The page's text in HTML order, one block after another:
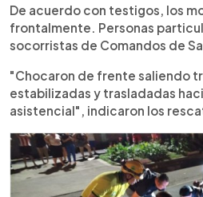
De acuerdo con testigos, los
frontalmente. Personas
socorristas de Comandos de
"Chocaron de frente saliendo
estabilizadas y trasladadas
asistencial", indicaron los